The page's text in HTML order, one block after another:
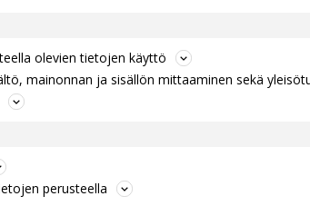
olevien tietojen käyttö
mainonnan ja sisällön mittaaminen sekä
perusteella